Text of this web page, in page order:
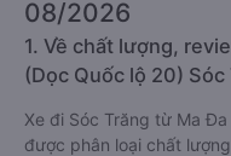
08/2026
1. Về chất lượng,
(Dọc Quốc lộ 20) Sóc
Xe đi Sóc Trăng từ Ma
được phân loại chất